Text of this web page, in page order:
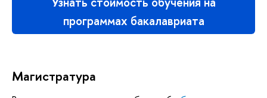
программах бакалавриата
Магистратура